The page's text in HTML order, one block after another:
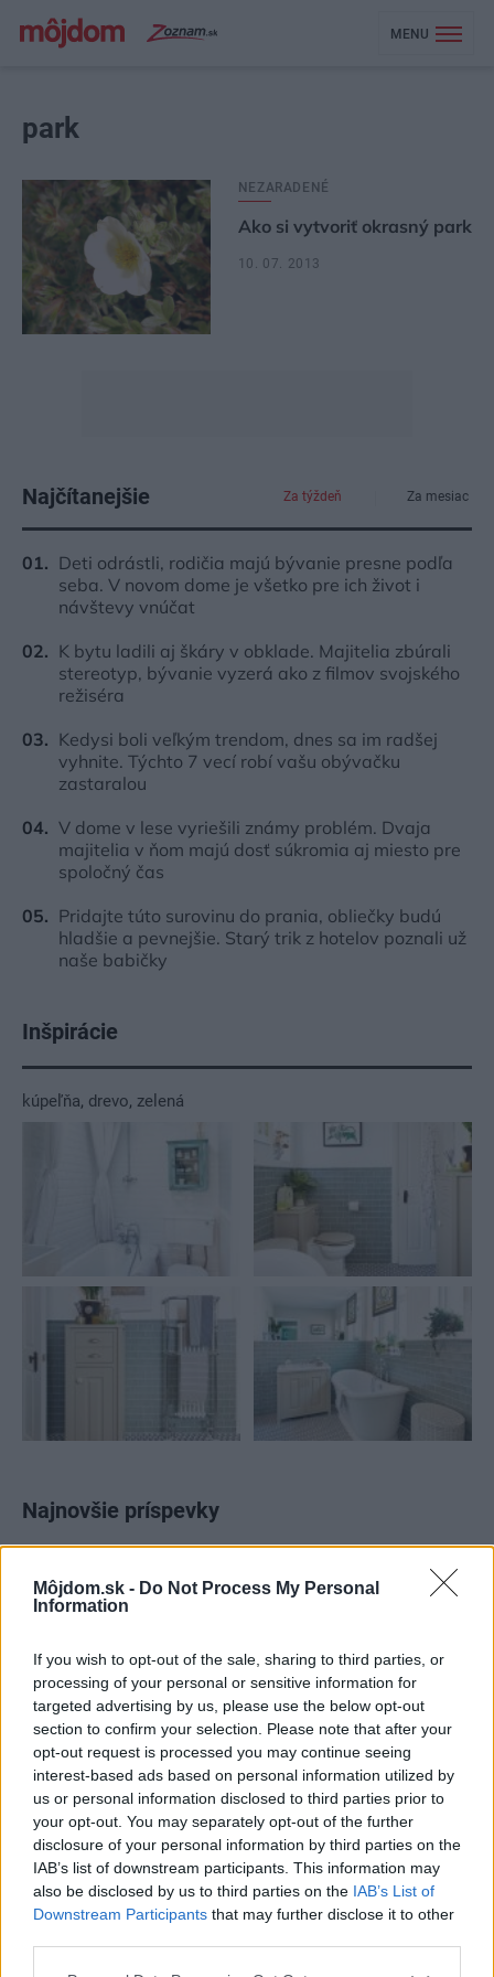
Môjdom.sk - Do Not Process My Personal
Information
If you wish to opt-out of the sale, sharing to third parties, or
processing of your personal or sensitive information for
targeted advertising by us, please use the below opt-out
section to confirm your selection. Please note that after your
opt-out request is processed you may continue seeing
interest-based ads based on personal information utilized by
us or personal information disclosed to third parties prior to
your opt-out. You may separately opt-out of the further
disclosure of your personal information by third parties on the
IAB’s list of downstream participants. This information may
also be disclosed by us to third parties on the IAB’s List of
Downstream Participants that may further disclose it to other
MENU
park
NEZARADENÉ
Ako si vytvoriť okrasný park
10. 07. 2013
Najčítanejšie Za týždeň Za mesiac
Deti odrástli, rodičia majú bývanie presne podľa
seba. V novom dome je všetko pre ich život i
návštevy vnúčat
K bytu ladili aj škáry v obklade. Majitelia zbúrali
stereotyp, bývanie vyzerá ako z filmov svojského
režiséra
Kedysi boli veľkým trendom, dnes sa im radšej
vyhnite. Týchto 7 vecí robí vašu obývačku
zastaralou
V dome v lese vyriešili známy problém. Dvaja
majitelia v ňom majú dosť súkromia aj miesto pre
spoločný čas
Pridajte túto surovinu do prania, obliečky budú
hladšie a pevnejšie. Starý trik z hotelov poznali už
naše babičky
Inšpirácie
kúpeľňa, drevo, zelená
Najnovšie príspevky
Re: Takto sa rieši málo úložného miesta. V tomto byte
stačil jeden prvok | Môjdom.sk
Re: Takto sa rieši málo úložného miesta. V tomto byte
stačil jeden prvok | Môjdom.sk
Dizajn je to nádherný, tá brezová preglejka a čisté línie vyzerajú super.
Ale vždy, keď…
Re: Toto je najväčší mýtus pri ošetrení dreva a môže vás
vyjsť draho. Ako ho ochrániť pred hnitím a škodcami?
clovek by cakal ze vysusene drahe drevo bolo predtym naparovane aby
sa zbavilo zarodkov skodcov...